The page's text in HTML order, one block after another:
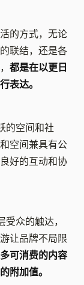
的方式，无论
联结，还是各
都是在以更日
表达。
的空间和社
空间兼具有公
好的互动和协
众的触达，
让品牌不局限
可消费的内容
附加值。